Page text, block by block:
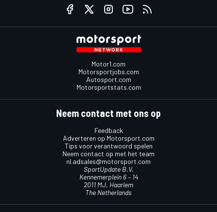
Motor1.com
Motorsportjobs.com
Autosport.com
Motorsportstats.com
Neem contact met ons op
Feedback
Adverteren op Motorsport.com
Tips voor verantwoord spelen
Neem contact op met het team
nl.adsales@motorsport.com
SportUpdate B.V.
Kennemerplein 6 – 14
2011 MJ, Haarlem
The Netherlands